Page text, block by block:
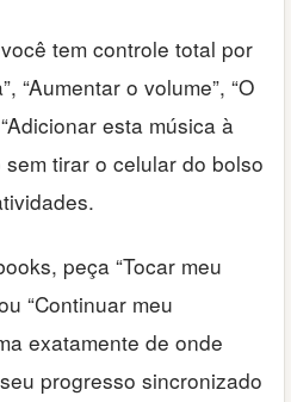
tem controle total por
“Aumentar o volume”, “O
esta música à
sem tirar o celular do bolso
peça “Tocar meu
“Continuar meu
exatamente de onde
progresso sincronizado